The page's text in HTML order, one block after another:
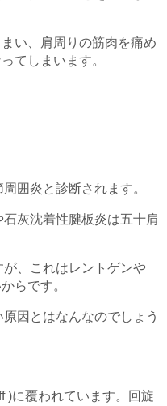
い、肩周りの筋肉を痛め
てしまいます。
囲炎と診断されます。
灰沈着性腱板炎は五十肩
、これはレントゲンや
らです。
因とはなんなのでしょう
)に覆われています。回旋